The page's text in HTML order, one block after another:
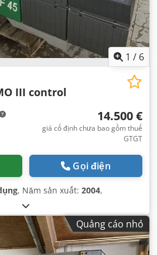
1 / 6
III control
14.500 €
giá cố định chưa bao gồm thuế
GTGT
Gọi điện
, Năm sản xuất: 2004,
Quảng cáo nhỏ